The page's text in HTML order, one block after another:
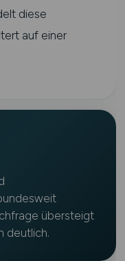
diese
auf einer
übersteigt
deutlich.